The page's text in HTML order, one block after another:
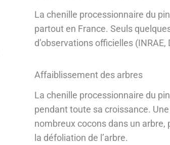
La chenille processionnaire du
partout en France. Seuls
d’observations officielles (INRAE,
Affaiblissement des arbres
La chenille processionnaire du
pendant toute sa croissance.
nombreux cocons dans un
la défoliation de l’arbre.